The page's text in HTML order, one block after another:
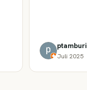
ptamburi
Juli 2025